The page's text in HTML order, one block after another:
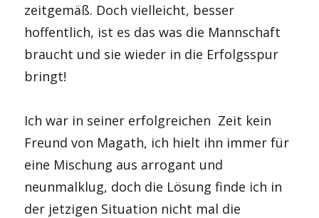
zeitgemäß. Doch vielleicht, besser
hoffentlich, ist es das was die Mannschaft
braucht und sie wieder in die Erfolgsspur
bringt!
Ich war in seiner erfolgreichen Zeit kein
Freund von Magath, ich hielt ihn immer für
eine Mischung aus arrogant und
neunmalklug, doch die Lösung finde ich in
der jetzigen Situation nicht mal die